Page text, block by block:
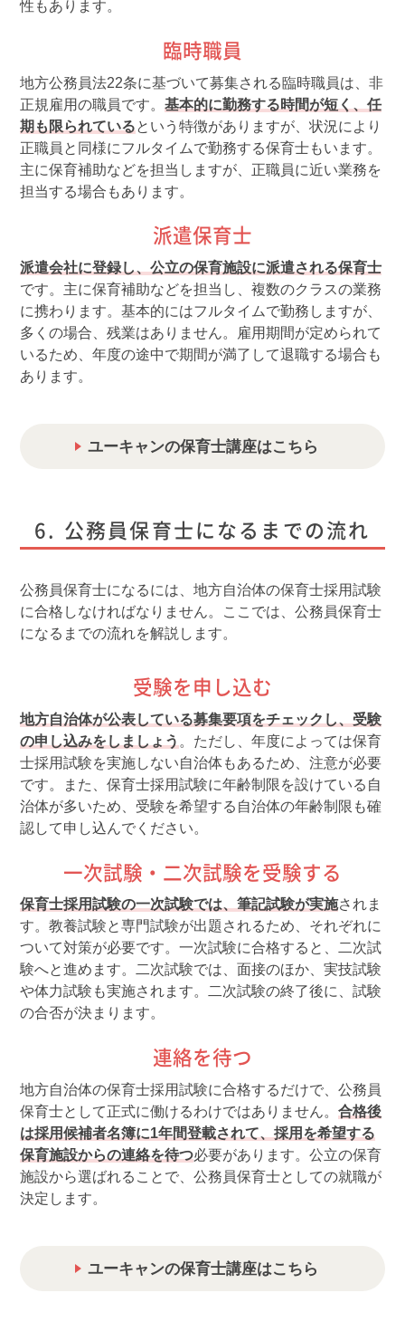
性もあります。
臨時職員
地方公務員法22条に基づいて募集される臨時職員は、非
正規雇用の職員です。 基本的に勤務する時間が短く、任
期も限られているという特徴がありますが、状況により
正職員と同様にフルタイムで勤務する保育士もいます。
主に保育補助などを担当しますが、正職員に近い業務を
担当する場合もあります。
派遣保育士
派遣会社に登録し、公立の保育施設に派遣される保育士
です。主に保育補助などを担当し、複数のクラスの業務
に携わります。基本的にはフルタイムで勤務しますが、
多くの場合、残業はありません。雇用期間が定められて
いるため、年度の途中で期間が満了して退職する場合も
あります。
ユーキャンの保育士講座はこちら
公務員保育士になるまでの流れ
公務員保育士になるには、地方自治体の保育士採用試験
に合格しなければなりません。ここでは、公務員保育士
になるまでの流れを解説します。
受験を申し込む
地方自治体が公表している募集要項をチェックし、受験
の申し込みをしましょう 。ただし、年度によっては保育
士採用試験を実施しない自治体もあるため、注意が必要
です。また、保育士採用試験に年齢制限を設けている自
治体が多いため、受験を希望する自治体の年齢制限も確
認して申し込んでください。
一次試験・二次試験を受験する
保育士採用試験の一次試験では、筆記試験が実施されま
す。教養試験と専門試験が出題されるため、それぞれに
ついて対策が必要です。一次試験に合格すると、二次試
験へと進めます。二次試験では、面接のほか、実技試験
や体力試験も実施されます。二次試験の終了後に、試験
の合否が決まります。
連絡を待つ
地方自治体の保育士採用試験に合格するだけで、公務員
保育士として正式に働けるわけではありません。 合格後
は採用候補者名簿に1年間登載されて、採用を希望する
保育施設からの連絡を待つ必要があります。公立の保育
施設から選ばれることで、公務員保育士としての就職が
決定します。
ユーキャンの保育士講座はこちら